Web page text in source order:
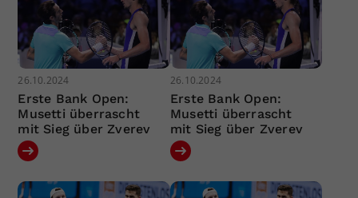
26.10.2024
Erste Bank Open:
Musetti überrascht
mit Sieg über Zverev
26.10.2024
Erste Bank Open:
Musetti überrascht
mit Sieg über Zverev